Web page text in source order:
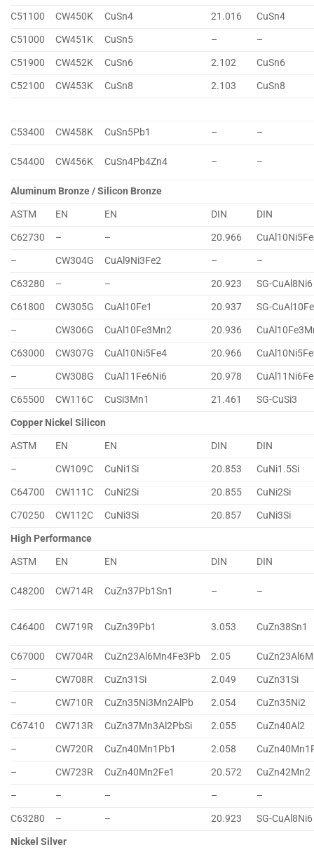
C51100
CW450K CuSn4 21.016
CuSn4
C51000
CW451K CuSn5 –
–
C51900
CW452K CuSn6 2.102
CuSn6
C52100
CW453K CuSn8 2.103 CuSn8
C53400 CW458K CuSn5Pb1 – –
C54400 CW456K CuSn4Pb4Zn4 – –
Aluminum Bronze / Silicon Bronze
ASTM
EN EN DIN
DIN
C62730
– – 20.966
–
CW304G CuAl9Ni3Fe2 –
–
C63280
– – 20.923
SG-CuAl8Ni6
C61800
CW305G CuAl10Fe1 20.937
SG-CuAl10Fe
–
CW306G CuAl10Fe3Mn2 20.936
C63000
CW307G CuAl10Ni5Fe4 20.966
–
CW308G CuAl11Fe6Ni6 20.978
C65500
CW116C CuSi3Mn1 21.461
SG-CuSi3
Copper Nickel Silicon
ASTM
EN EN DIN
DIN
–
CW109C CuNi1Si 20.853
CuNi1.5Si
C64700
CW111C CuNi2Si 20.855
CuNi2Si
C70250
CW112C CuNi3Si 20.857
CuNi3Si
High Performance
ASTM
EN EN DIN DIN
C48200 CW714R CuZn37Pb1Sn1 – –
C46400 CW719R CuZn39Pb1 3.053 CuZn38Sn1
C67000 CW704R CuZn23Al6Mn4Fe3Pb 2.05
–
CW708R CuZn31Si 2.049
CuZn31Si
–
CW710R CuZn35Ni3Mn2AlPb 2.054
CuZn35Ni2
C67410
CW713R CuZn37Mn3Al2PbSi 2.055
CuZn40Al2
–
CW720R CuZn40Mn1Pb1 2.058
–
CW723R CuZn40Mn2Fe1 20.572
CuZn42Mn2
–
– – –
–
C63280
– – 20.923
SG-CuAl8Ni6
Nickel Silver